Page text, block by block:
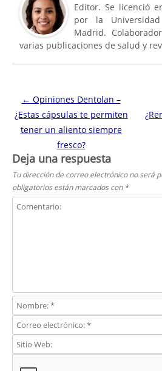
Editor. Se licenció
por la
Madrid.
varias publicaciones de salud y
Navegación de entradas
← Opiniones Dentolan –
¿Estas cápsulas te permiten
tener un aliento siempre
fresco?
Deja una respuesta
Tu dirección de correo electrónico no será
obligatorios están marcados con *